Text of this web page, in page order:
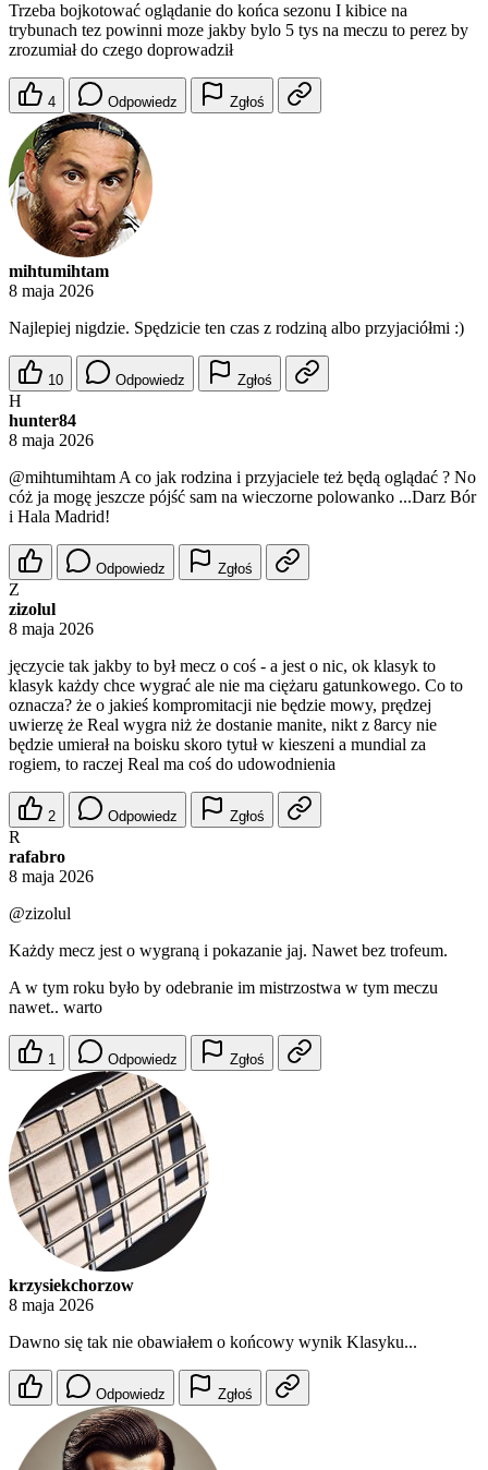
Trzeba bojkotować oglądanie do końca sezonu I kibice na
trybunach tez powinni moze jakby bylo 5 tys na meczu to perez by
zrozumiał do czego doprowadził
4 Odpowiedz Zgłoś
mihtumihtam
8 maja 2026
Najlepiej nigdzie. Spędzicie ten czas z rodziną albo przyjaciółmi :)
10 Odpowiedz Zgłoś
H
hunter84
8 maja 2026
@mihtumihtam A co jak rodzina i przyjaciele też będą oglądać ? No
cóż ja mogę jeszcze pójść sam na wieczorne polowanko ...Darz Bór
i Hala Madrid!
Odpowiedz Zgłoś
Z
zizolul
8 maja 2026
jęczycie tak jakby to był mecz o coś - a jest o nic, ok klasyk to
klasyk każdy chce wygrać ale nie ma ciężaru gatunkowego. Co to
oznacza? że o jakieś kompromitacji nie będzie mowy, prędzej
uwierzę że Real wygra niż że dostanie manite, nikt z 8arcy nie
będzie umierał na boisku skoro tytuł w kieszeni a mundial za
rogiem, to raczej Real ma coś do udowodnienia
2 Odpowiedz Zgłoś
R
rafabro
8 maja 2026
@zizolul
Każdy mecz jest o wygraną i pokazanie jaj. Nawet bez trofeum.
A w tym roku było by odebranie im mistrzostwa w tym meczu
nawet.. warto
1 Odpowiedz Zgłoś
krzysiekchorzow
8 maja 2026
Dawno się tak nie obawiałem o końcowy wynik Klasyku...
Odpowiedz Zgłoś